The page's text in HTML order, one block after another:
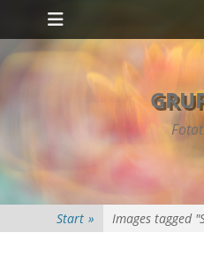
Zum
Inhalt
springen
Primäres Menü
Start » Images tagged